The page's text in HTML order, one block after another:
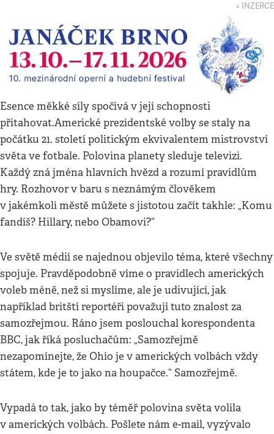
↓ INZERCE
Esence měkké síly spočívá v její schopnosti
přitahovat.Americké prezidentské volby se staly na
počátku 21. století politickým ekvivalentem mistrovství
světa ve fotbale. Polovina planety sleduje televizi.
Každý zná jména hlavních hvězd a rozumí pravidlům
hry. Rozhovor v baru s neznámým člověkem
v jakémkoli městě můžete s jistotou začít takhle: „Komu
fandíš? Hillary, nebo Obamovi?“
Ve světě médií se najednou objevilo téma, které všechny
spojuje. Pravděpodobně víme o pravidlech amerických
voleb méně, než si myslíme, ale je udivující, jak
například britští reportéři považují tuto znalost za
samozřejmou. Ráno jsem poslouchal korespondenta
BBC, jak říká posluchačům: „Samozřejmě
nezapomínejte, že Ohio je v amerických volbách vždy
státem, kde je to jako na houpačce.“ Samozřejmě.
Vypadá to tak, jako by téměř polovina světa volila
v amerických volbách. Pošlete nám e-mail, vyzývalo